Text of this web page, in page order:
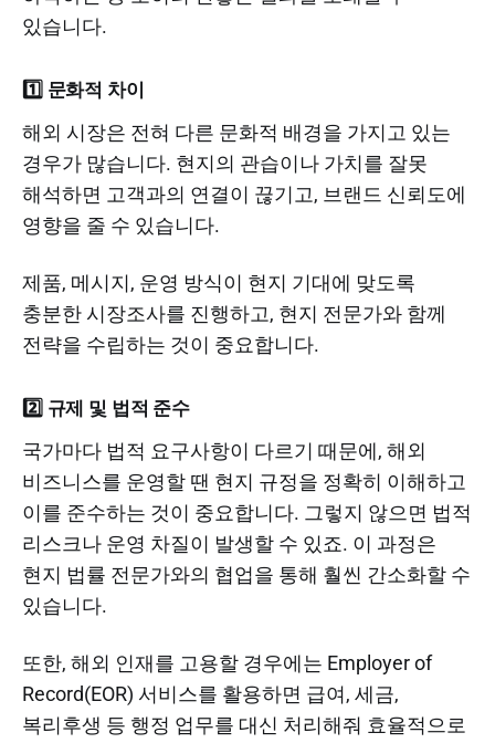
있습니다.
1️⃣ 문화적 차이
해외 시장은 전혀 다른 문화적 배경을 가지고 있는
경우가 많습니다. 현지의 관습이나 가치를 잘못
해석하면 고객과의 연결이 끊기고, 브랜드 신뢰도에
영향을 줄 수 있습니다.
제품, 메시지, 운영 방식이 현지 기대에 맞도록
충분한 시장조사를 진행하고, 현지 전문가와 함께
전략을 수립하는 것이 중요합니다.
2️⃣ 규제 및 법적 준수
국가마다 법적 요구사항이 다르기 때문에, 해외
비즈니스를 운영할 땐 현지 규정을 정확히 이해하고
이를 준수하는 것이 중요합니다. 그렇지 않으면 법적
리스크나 운영 차질이 발생할 수 있죠. 이 과정은
현지 법률 전문가와의 협업을 통해 훨씬 간소화할 수
있습니다.
또한, 해외 인재를 고용할 경우에는 Employer of
Record(EOR) 서비스를 활용하면 급여, 세금,
복리후생 등 행정 업무를 대신 처리해줘 효율적으로